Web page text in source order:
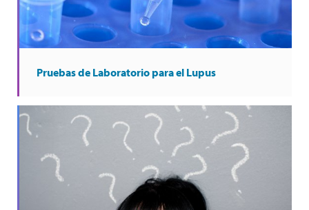
Pruebas de Laboratorio para el Lupus